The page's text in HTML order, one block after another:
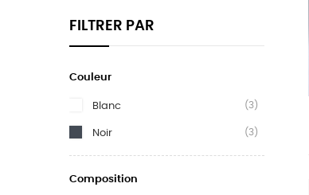
FILTRER PAR
Couleur
Blanc (3)
Noir (3)
Composition